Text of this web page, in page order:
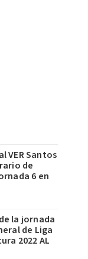
VER Santos
de
6 en
la jornada
de Liga
2022 AL